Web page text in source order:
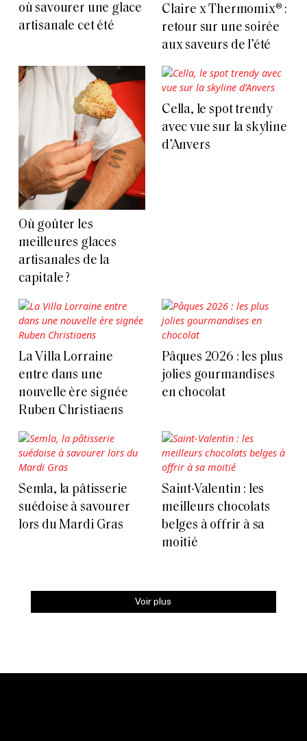
où savourer une glace
artisanale cet été
Claire x Thermomix® :
retour sur une soirée
aux saveurs de l’été
Où goûter les
meilleures glaces
artisanales de la
capitale ?
Cella, le spot trendy
avec vue sur la skyline
d’Anvers
La Villa Lorraine
entre dans une
nouvelle ère signée
Ruben Christiaens
Pâques 2026 : les plus
jolies gourmandises
en chocolat
Semla, la pâtisserie
suédoise à savourer
lors du Mardi Gras
Saint-Valentin : les
meilleurs chocolats
belges à offrir à sa
moitié
Voir plus